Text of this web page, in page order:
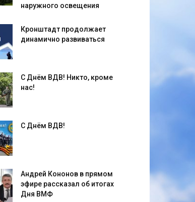
наружного освещения
Кронштадт продолжает
динамично развиваться
С Днём ВДВ! Никто, кроме
нас!
С Днём ВДВ!
Андрей Кононов в прямом
эфире рассказал об итогах
Дня ВМФ